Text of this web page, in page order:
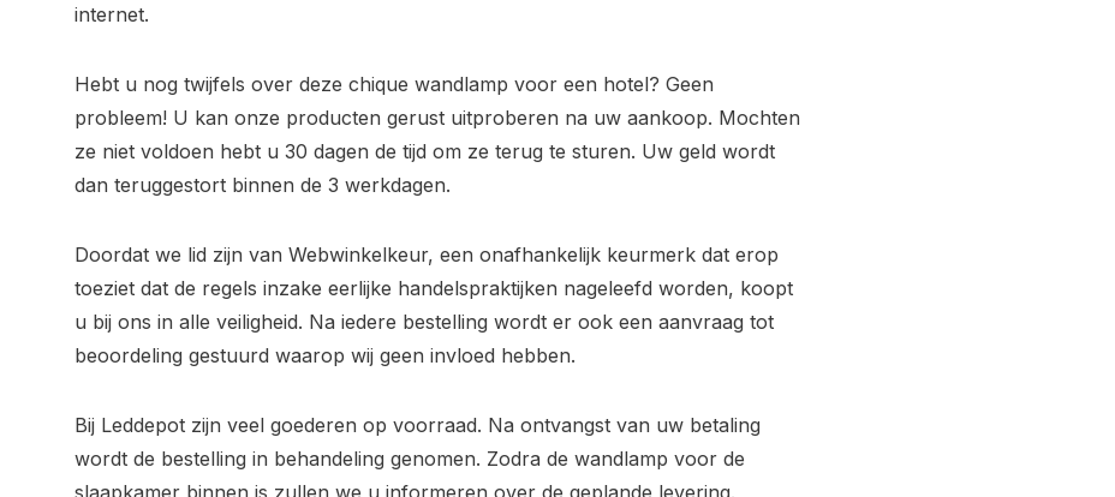
internet.
Hebt u nog twijfels over deze chique wandlamp voor een hotel? Geen
probleem! U kan onze producten gerust uitproberen na uw aankoop. Mochten
ze niet voldoen hebt u 30 dagen de tijd om ze terug te sturen. Uw geld wordt
dan teruggestort binnen de 3 werkdagen.
Doordat we lid zijn van Webwinkelkeur, een onafhankelijk keurmerk dat erop
toeziet dat de regels inzake eerlijke handelspraktijken nageleefd worden, koopt
u bij ons in alle veiligheid. Na iedere bestelling wordt er ook een aanvraag tot
beoordeling gestuurd waarop wij geen invloed hebben.
Bij Leddepot zijn veel goederen op voorraad. Na ontvangst van uw betaling
wordt de bestelling in behandeling genomen. Zodra de wandlamp voor de
slaapkamer binnen is zullen we u informeren over de geplande levering.